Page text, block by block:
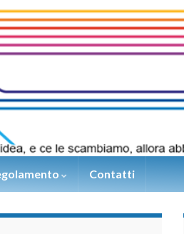
Contatti